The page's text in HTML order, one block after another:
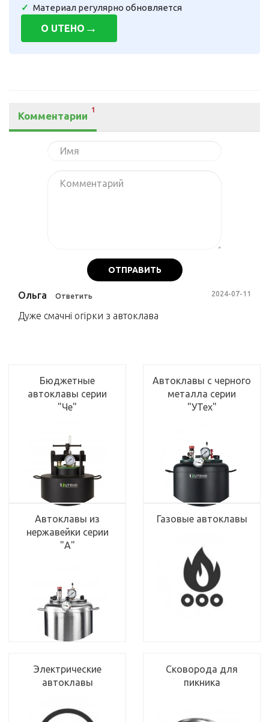
Материал регулярно обновляется
О UTEHO →
Комментарии
1
ОТПРАВИТЬ
Ольга Ответить 2024-07-11
Дуже смачні огірки з автоклава
Бюджетные
автоклавы серии
"Че"
Автоклавы с черного
металла серии
"УТех"
Автоклавы из
нержавейки серии
"А"
Газовые автоклавы
Электрические
автоклавы
Сковорода для
пикника